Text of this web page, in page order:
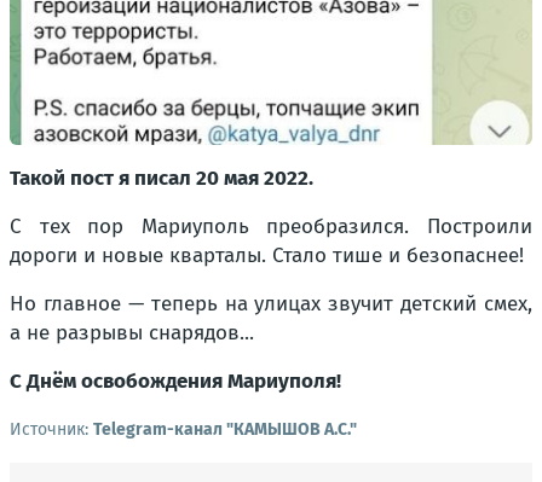
Такой пост я писал 20 мая 2022.
С тех пор Мариуполь преобразился. Построили
дороги и новые кварталы. Стало тише и безопаснее!
Но главное — теперь на улицах звучит детский смех,
а не разрывы снарядов...
С Днём освобождения Мариуполя!
Источник: Telegram-канал "КАМЫШОВ А.С."